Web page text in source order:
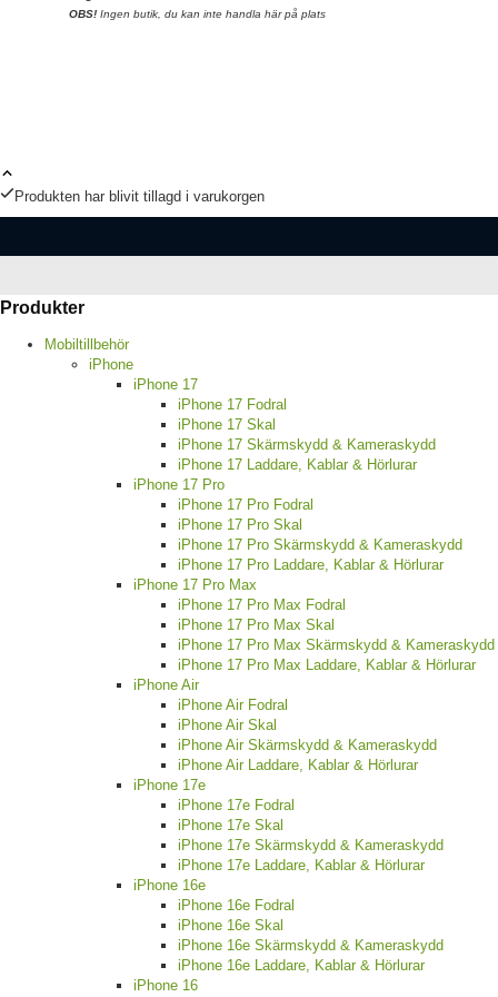
OBS! Ingen butik, du kan inte handla här på plats
Produkten har blivit tillagd i varukorgen
Produkter
Mobiltillbehör
iPhone
iPhone 17
iPhone 17 Fodral
iPhone 17 Skal
iPhone 17 Skärmskydd & Kameraskydd
iPhone 17 Laddare, Kablar & Hörlurar
iPhone 17 Pro
iPhone 17 Pro Fodral
iPhone 17 Pro Skal
iPhone 17 Pro Skärmskydd & Kameraskydd
iPhone 17 Pro Laddare, Kablar & Hörlurar
iPhone 17 Pro Max
iPhone 17 Pro Max Fodral
iPhone 17 Pro Max Skal
iPhone 17 Pro Max Skärmskydd & Kameraskydd
iPhone 17 Pro Max Laddare, Kablar & Hörlurar
iPhone Air
iPhone Air Fodral
iPhone Air Skal
iPhone Air Skärmskydd & Kameraskydd
iPhone Air Laddare, Kablar & Hörlurar
iPhone 17e
iPhone 17e Fodral
iPhone 17e Skal
iPhone 17e Skärmskydd & Kameraskydd
iPhone 17e Laddare, Kablar & Hörlurar
iPhone 16e
iPhone 16e Fodral
iPhone 16e Skal
iPhone 16e Skärmskydd & Kameraskydd
iPhone 16e Laddare, Kablar & Hörlurar
iPhone 16